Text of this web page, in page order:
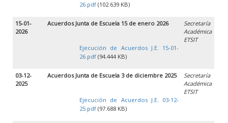
26.pdf (102.639 KB)
15-01-
2026
Acuerdos Junta de Escuela 15 de enero 2026
Ejecución de Acuerdos J.E. 15-01-
26.pdf (94.444 KB)
Secretaría
Académica
ETSIT
03-12-
2025
Acuerdos Junta de Escuela 3 de diciembre 2025
Ejecución de Acuerdos J.E. 03-12-
25.pdf (97.688 KB)
Secretaría
Académica
ETSIT